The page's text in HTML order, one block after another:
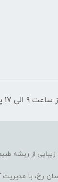
شما هستیم
از ریشه
رخ، با مدیریت